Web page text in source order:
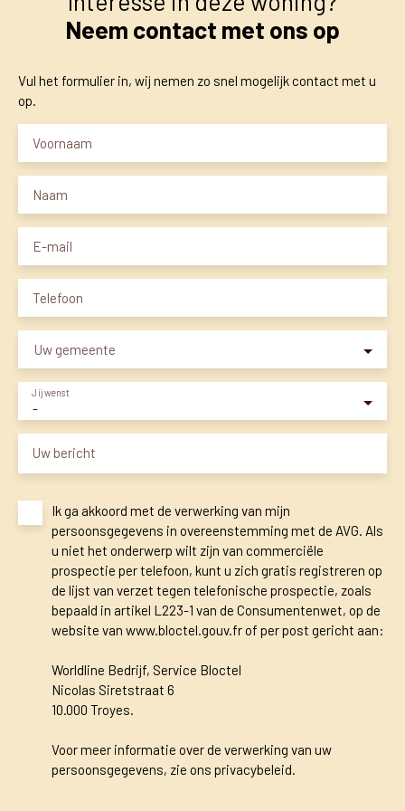
Neem contact met ons op
Vul het formulier in, wij nemen zo snel mogelijk contact met u
op.
Voornaam
Naam
E-mail
Telefoon
Uw gemeente
-
Jij wenst
Uw bericht
Ik ga akkoord met de verwerking van mijn
persoonsgegevens in overeenstemming met de AVG. Als
u niet het onderwerp wilt zijn van commerciële
prospectie per telefoon, kunt u zich gratis registreren op
de lijst van verzet tegen telefonische prospectie, zoals
bepaald in artikel L223-1 van de Consumentenwet, op de
website van www.bloctel.gouv.fr of per post gericht aan:
Worldline Bedrijf, Service Bloctel
Nicolas Siretstraat 6
10.000 Troyes.
Voor meer informatie over de verwerking van uw
persoonsgegevens, zie ons privacybeleid.